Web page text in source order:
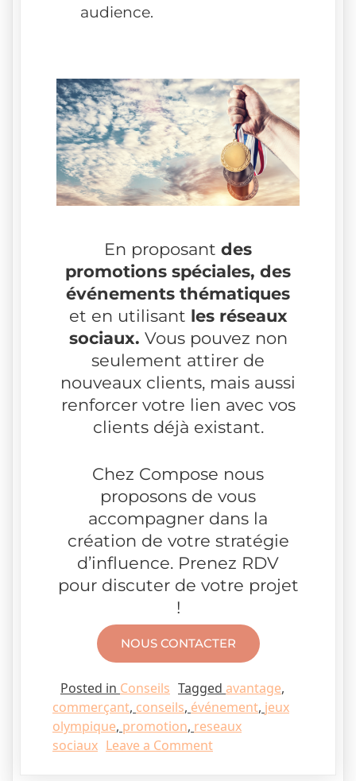
audience.
En proposant des
promotions spéciales, des
événements thématiques
et en utilisant les réseaux
sociaux. Vous pouvez non
seulement attirer de
nouveaux clients, mais aussi
renforcer votre lien avec vos
clients déjà existant.
Chez Compose nous
proposons de vous
accompagner dans la
création de votre stratégie
d’influence. Prenez RDV
pour discuter de votre projet
!
NOUS CONTACTER
Posted in Conseils Tagged avantage,
commerçant, conseils, événement, jeux
olympique, promotion, reseaux
sociaux Leave a Comment